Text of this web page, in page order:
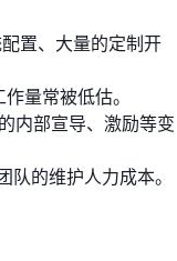
置、大量的定制开
量常被低估。
内部宣导、激励等变
的维护人力成本。